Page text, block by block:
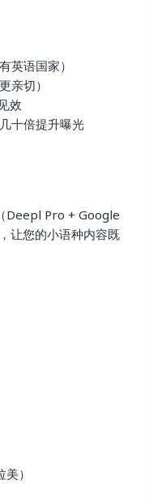
英语国家）
亲切）
效
十倍提升曝光
Deepl Pro + Google
让您的小语种内容既
）